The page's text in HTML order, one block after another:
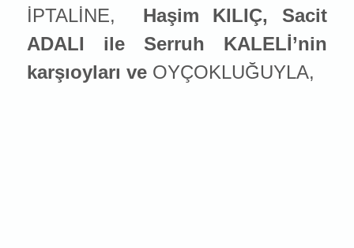
İPTALİNE,
Haşim KILIÇ, Sacit
ADALI ile Serruh KALELİ’nin
karşıoyları ve OYÇOKLUĞUYLA,